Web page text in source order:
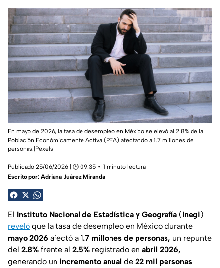
En mayo de 2026, la tasa de desempleo en México se elevó al 2.8% de la
Población Económicamente Activa (PEA) afectando a 1.7 millones de
personas.|Pexels
Publicado 25/06/2026 | 🕑 09:35
1 minuto lectura
Escrito por: Adriana Juárez Miranda
El Instituto Nacional de Estadística y Geografía (Inegi)
reveló que la tasa de desempleo en México durante
mayo 2026 afectó a 1.7 millones de personas, un repunte
del 2.8% frente al 2.5% registrado en abril 2026,
generando un incremento anual de 22 mil personas